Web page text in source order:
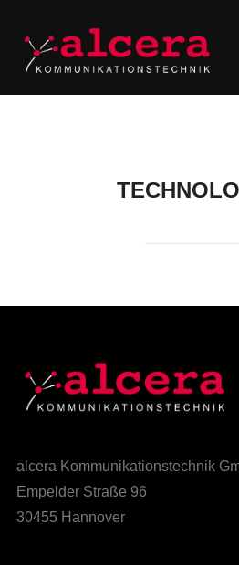
alcera Kommunikationstechnik
Empelder Straße 96
30455 Hannover